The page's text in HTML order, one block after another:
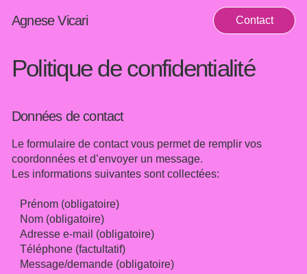
Agnese Vicari Contact
Politique de confidentialité
Données de contact
Le formulaire de contact vous permet de remplir vos
coordonnées et d’envoyer un message.
Les informations suivantes sont collectées:
Prénom (obligatoire)
Nom (obligatoire)
Adresse e-mail (obligatoire)
Téléphone (factultatif)
Message/demande (obligatoire)